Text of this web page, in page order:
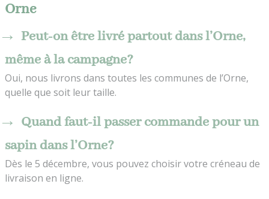
Orne
Peut-on être livré partout dans l’Orne,
même à la campagne?
Oui, nous livrons dans toutes les communes de l’Orne,
quelle que soit leur taille.
Quand faut-il passer commande pour un
sapin dans l’Orne?
Dès le 5 décembre, vous pouvez choisir votre créneau de
livraison en ligne.